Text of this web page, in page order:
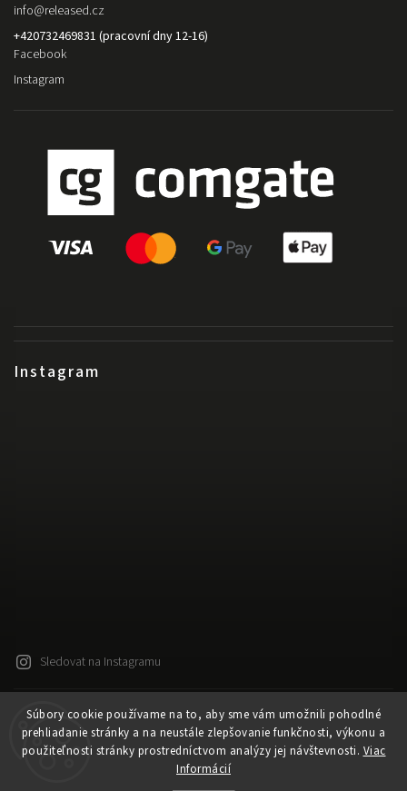
Súbory cookie používame na to, aby sme vám umožnili pohodlné
prehliadanie stránky a na neustále zlepšovanie funkčnosti, výkonu a
použiteľnosti stránky prostredníctvom analýzy jej návštevnosti. Viac
Informácií
Instagram
Sledovat na Instagramu
info@released.cz
+420732469831 (pracovní dny 12-16)
Facebook
Instagram
Copyright 2026Released. Všechna práva vyhrazena.
Upravit nastavení cookies
Shoptet| Design